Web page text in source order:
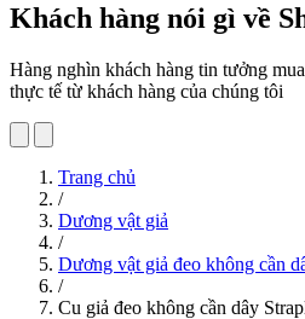
Khách hàng nói gì về
Hàng nghìn khách hàng tin tưởng
thực tế từ khách hàng của chúng tôi
Trang chủ
/
Dương vật giả
/
Dương vật giả đeo không cần
/
Cu giả đeo không cần dây